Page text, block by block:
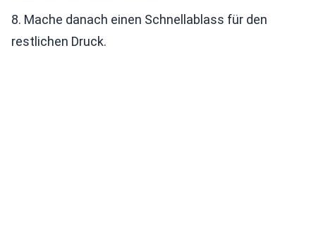
8. Mache danach einen Schnellablass für den
restlichen Druck.